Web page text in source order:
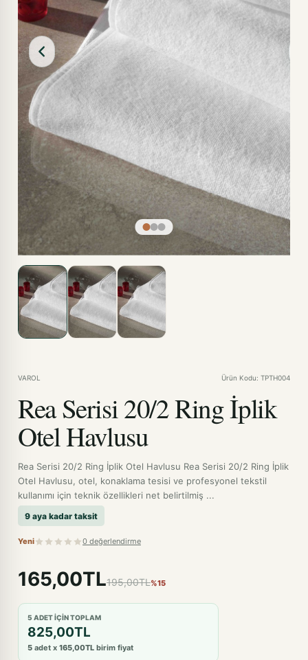
VAROL Ürün Kodu: TPTH004
Rea Serisi 20/2 Ring İplik
Otel Havlusu
Rea Serisi 20/2 Ring İplik Otel Havlusu Rea Serisi 20/2 Ring İplik
Otel Havlusu, otel, konaklama tesisi ve profesyonel tekstil
kullanımı için teknik özellikleri net belirtilmiş ...
9 aya kadar taksit
Yeni 0 değerlendirme
165,00TL195,00TL%15
5 ADET IÇIN TOPLAM
825,00TL
5 adet x 165,00TL birim fiyat